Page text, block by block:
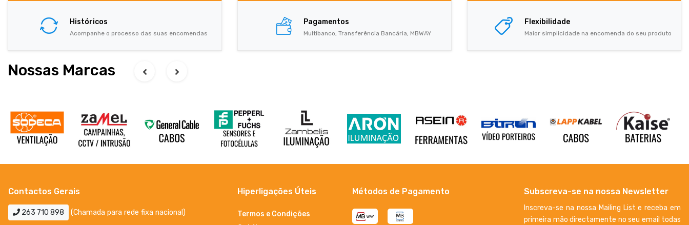
Históricos
Acompanhe o processo das suas encomendas
Pagamentos
Multibanco, Transferência Bancária, MBWAY
Flexibilidade
Maior simplicidade na encomenda do seu produto
Nossas Marcas
Contactos Gerais
263 710 898 (Chamada para rede fixa nacional)
Hiperligações Úteis
Termos e Condições
Métodos de Pagamento Subscreva-se na nossa Newsletter
Inscreva-se na nossa Mailing List e receba em
primeira mão directamente no seu email todas